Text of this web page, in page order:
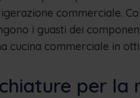
commerciale.
i guasti dei
cucina commerciale in
per la